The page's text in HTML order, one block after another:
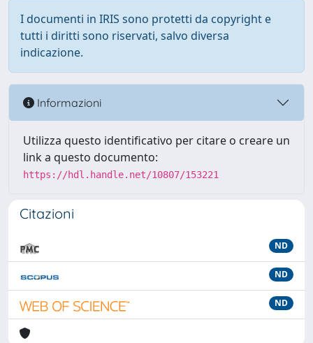
I documenti in IRIS sono protetti da copyright e
tutti i diritti sono riservati, salvo diversa
indicazione.
Informazioni
Utilizza questo identificativo per citare o creare un
link a questo documento:
https://hdl.handle.net/10807/153221
Citazioni
ND
ND
ND